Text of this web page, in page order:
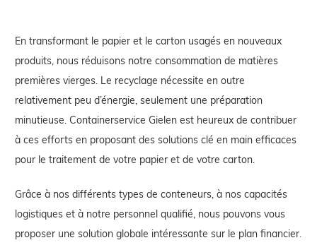
En transformant le papier et le carton usagés en nouveaux
produits, nous réduisons notre consommation de matières
premières vierges. Le recyclage nécessite en outre
relativement peu d’énergie, seulement une préparation
minutieuse. Containerservice Gielen est heureux de contribuer
à ces efforts en proposant des solutions clé en main efficaces
pour le traitement de votre papier et de votre carton.
Grâce à nos différents types de conteneurs, à nos capacités
logistiques et à notre personnel qualifié, nous pouvons vous
proposer une solution globale intéressante sur le plan financier.